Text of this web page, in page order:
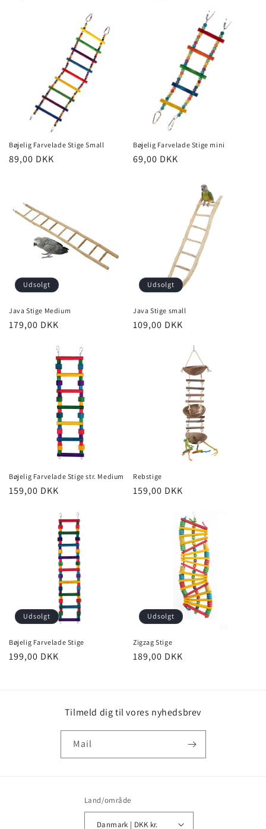
Bøjelig Farvelade Stige Small
Normalpris
89,00 DKK
Bøjelig Farvelade Stige mini
Normalpris
69,00 DKK
Udsolgt
Java Stige Medium
Normalpris
179,00 DKK
Udsolgt
Java Stige small
Normalpris
109,00 DKK
Bøjelig Farvelade Stige str. Medium
Normalpris
159,00 DKK
Rebstige
Normalpris
159,00 DKK
Udsolgt
Bøjelig Farvelade Stige
Normalpris
199,00 DKK
Udsolgt
Zigzag Stige
Normalpris
189,00 DKK
Tilmeld dig til vores nyhedsbrev
Mail
Land/område
Danmark | DKK kr.